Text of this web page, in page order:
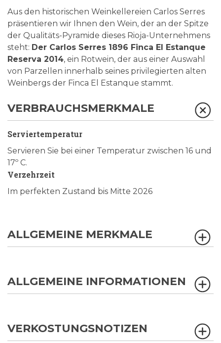
Aus den historischen Weinkellereien Carlos Serres
präsentieren wir Ihnen den Wein, der an der Spitze
der Qualitäts-Pyramide dieses Rioja-Unternehmens
steht: Der Carlos Serres 1896 Finca El Estanque
Reserva 2014, ein Rotwein, der aus einer Auswahl
von Parzellen innerhalb seines privilegierten alten
Weinbergs der Finca El Estanque stammt.
VERBRAUCHSMERKMALE
Serviertemperatur
Servieren Sie bei einer Temperatur zwischen 16 und
17º C.
Verzehrzeit
Im perfekten Zustand bis Mitte 2026
ALLGEMEINE MERKMALE
ALLGEMEINE INFORMATIONEN
VERKOSTUNGSNOTIZEN